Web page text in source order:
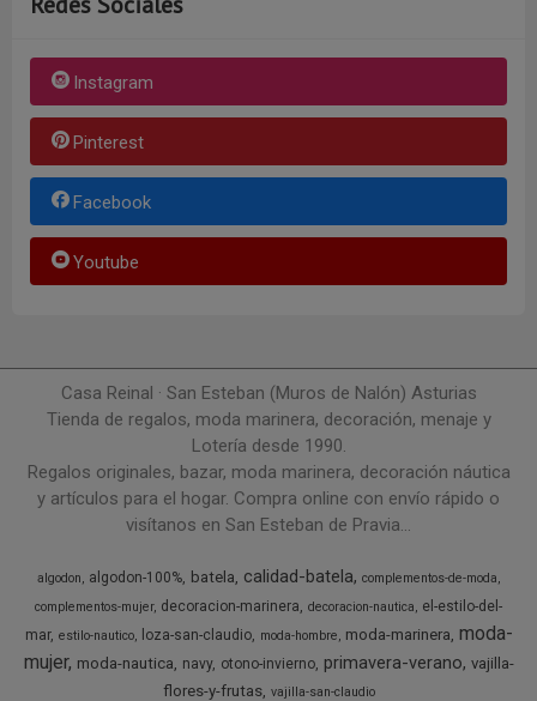
Instagram
Pinterest
Facebook
Youtube
Casa Reinal · San Esteban (Muros de Nalón) Asturias
Tienda de regalos, moda marinera, decoración, menaje y
Lotería desde 1990.
Regalos originales, bazar, moda marinera, decoración náutica
y artículos para el hogar. Compra online con envío rápido o
visítanos en San Esteban de Pravia...
algodon algodon-100% batela calidad-batela
complementos-de-moda
complementos-mujer decoracion-marinera decoracion-nautica
el-estilo-del-
mar estilo-nautico loza-san-claudio moda-hombre moda-marinera moda-
mujer moda-nautica navy otono-invierno primavera-verano vajilla-
flores-y-frutas vajilla-san-claudio